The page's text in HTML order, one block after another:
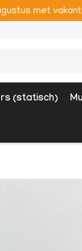
met
(statisch)